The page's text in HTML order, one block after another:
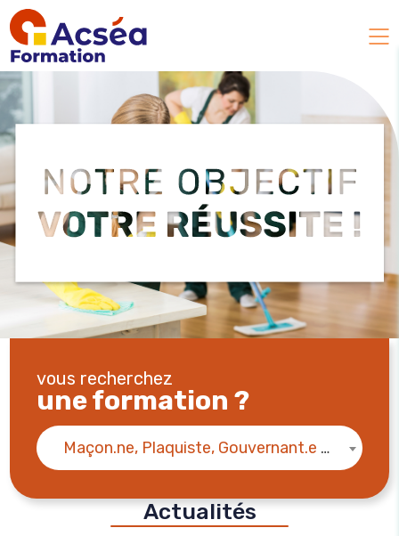
vous recherchez
une formation ?
Maçon.ne, Plaquiste, Gouvernant.e en hôtellerie, ...
Actualités